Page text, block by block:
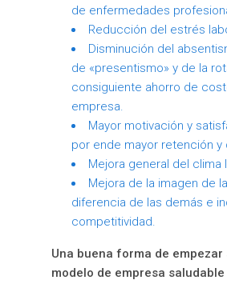
de enfermedades
Reducción del estrés
Disminución del
de «presentismo» y de la
consiguiente ahorro de
empresa.
Mayor motivación y
por ende mayor retención
Mejora general del clima
Mejora de la imagen de
diferencia de las demás e
competitividad.
Una buena forma de
modelo de empresa